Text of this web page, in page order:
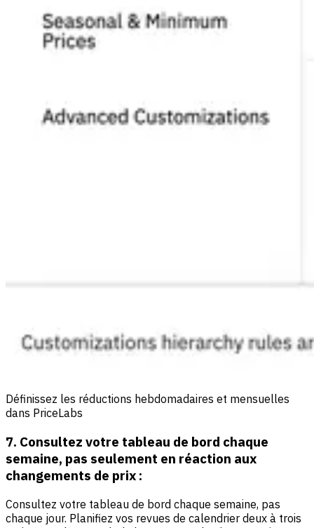
Définissez les réductions hebdomadaires et mensuelles
dans PriceLabs
7. Consultez votre tableau de bord chaque
semaine, pas seulement en réaction aux
changements de prix :
Consultez votre tableau de bord chaque semaine, pas
chaque jour. Planifiez vos revues de calendrier deux à trois